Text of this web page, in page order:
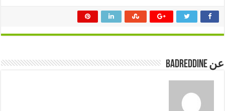
عن badreddine